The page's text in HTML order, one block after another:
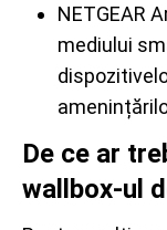
NETGEAR
mediului
De ce ar
wallbox-ul